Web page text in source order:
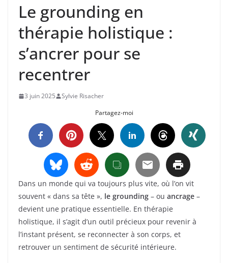
Le grounding en
thérapie holistique :
s’ancrer pour se
recentrer
3 juin 2025
Sylvie Risacher
Partagez-moi
Dans un monde qui va toujours plus vite, où l’on vit
souvent « dans sa tête », le grounding – ou ancrage –
devient une pratique essentielle. En thérapie
holistique, il s’agit d’un outil précieux pour revenir à
l’instant présent, se reconnecter à son corps, et
retrouver un sentiment de sécurité intérieure.